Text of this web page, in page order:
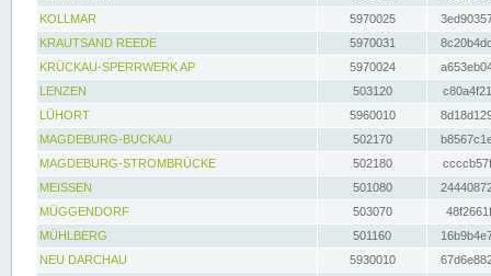
KOLLMAR
5970025
KRAUTSAND REEDE
5970031
KRÜCKAU-SPERRWERK AP
5970024
LENZEN
503120
LÜHORT
5960010
MAGDEBURG-BUCKAU
502170
MAGDEBURG-STROMBRÜCKE
502180
MEISSEN
501080
MÜGGENDORF
503070
MÜHLBERG
501160
NEU DARCHAU
5930010